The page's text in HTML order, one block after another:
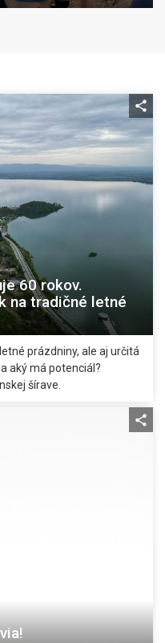
60 rokov.
na tradičné letné
prázdniny, ale aj určitá
aký má potenciál?
šírave.